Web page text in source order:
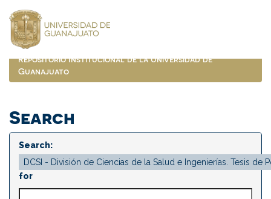
navigation
Repositorio Institucional de la Universidad de
Guanajuato
Search
Search:
for